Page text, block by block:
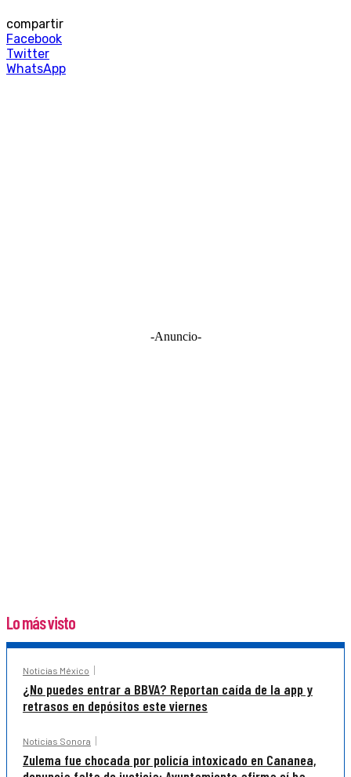
compartir
Facebook
Twitter
WhatsApp
-Anuncio-
Lo más visto
Noticias México
¿No puedes entrar a BBVA? Reportan caída de la app y
retrasos en depósitos este viernes
Noticias Sonora
Zulema fue chocada por policía intoxicado en Cananea,